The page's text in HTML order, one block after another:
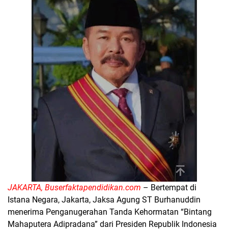
JAKARTA, Buserfaktapendidikan.com – Bertempat di
Istana Negara, Jakarta, Jaksa Agung ST Burhanuddin
menerima Penganugerahan Tanda Kehormatan “Bintang
Mahaputera Adipradana” dari Presiden Republik Indonesia